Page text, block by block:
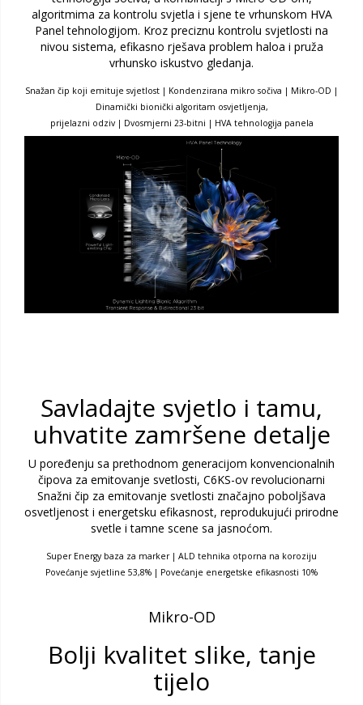
algoritmima za kontrolu svjetla i sjene te vrhunskom HVA
Panel tehnologijom. Kroz preciznu kontrolu svjetlosti na
nivou sistema, efikasno rješava problem haloa i pruža
vrhunsko iskustvo gledanja.
Snažan čip koji emituje svjetlost | Kondenzirana mikro sočiva | Mikro-OD |
Dinamički bionički algoritam osvjetljenja,
prijelazni odziv | Dvosmjerni 23-bitni | HVA tehnologija panela
Savladajte svjetlo i tamu,
uhvatite zamršene detalje
U poređenju sa prethodnom generacijom konvencionalnih
čipova za emitovanje svetlosti, C6KS-ov revolucionarni
Snažni čip za emitovanje svetlosti značajno poboljšava
osvetljenost i energetsku efikasnost, reprodukujući prirodne
svetle i tamne scene sa jasnoćom.
Super Energy baza za marker | ALD tehnika otporna na koroziju
Povećanje svjetline 53,8% | Povećanje energetske efikasnosti 10%
Mikro-OD
Bolji kvalitet slike, tanje
tijelo